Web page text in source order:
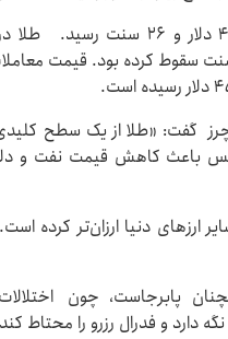
قیمت هر اونس طلا امروز با ۱ درصد افزایش به
سطح در دو ماه اخیر یعنی ۴۳۶۵ دلار و ۷۶ سنت سقوط کرده
گفت: «طلا از یک سطح
باعث کاهش قیمت نفت و
ارزهای دنیا ارزان‌تر کرده
پابرجاست، چون
دارد و فدرال رزرو را محتاط